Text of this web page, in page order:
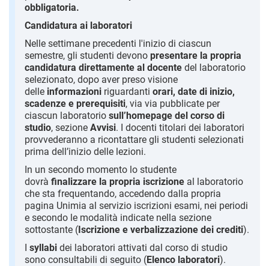
obbligatoria.
Candidatura ai laboratori
Nelle settimane precedenti l'inizio di ciascun
semestre, gli studenti devono presentare la propria
candidatura direttamente al docente del laboratorio
selezionato, dopo aver preso visione
delle informazioni riguardanti orari, date di inizio,
scadenze e prerequisiti, via via pubblicate per
ciascun laboratorio sull’homepage del corso di
studio, sezione Avvisi. I docenti titolari dei laboratori
provvederanno a ricontattare gli studenti selezionati
prima dell’inizio delle lezioni.
In un secondo momento lo studente
dovrà finalizzare la propria iscrizione al laboratorio
che sta frequentando, accedendo dalla propria
pagina Unimia al servizio iscrizioni esami, nei periodi
e secondo le modalità indicate nella sezione
sottostante (Iscrizione e verbalizzazione dei crediti).
I syllabi dei laboratori attivati dal corso di studio
sono consultabili di seguito (Elenco laboratori).